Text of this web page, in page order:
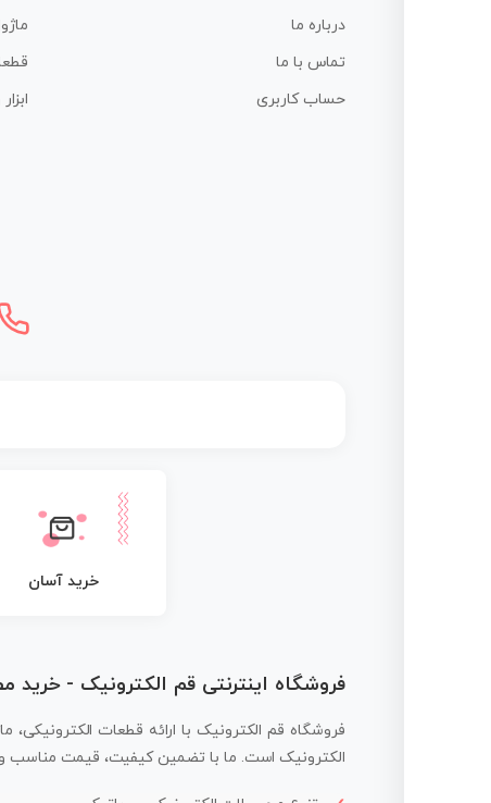
درباره ما
تماس با ما
حساب کاربری
خرید آسان
فروشگاه اینترنتی قم الکترونیک -
فروشگاه قم الکترونیک با ارائه قطعات
الکترونیک است. ما با تضمین کیفیت، قیمت مناسب و